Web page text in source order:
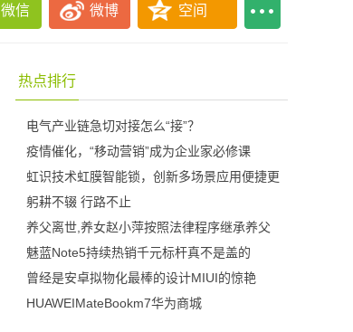
微信 微博 空间
热点排行
电气产业链急切对接怎么“接”？
疫情催化，“移动营销”成为企业家必修课
虹识技术虹膜智能锁，创新多场景应用便捷更
躬耕不辍 行路不止
养父离世,养女赵小萍按照法律程序继承养父
魅蓝Note5持续热销千元标杆真不是盖的
曾经是安卓拟物化最棒的设计MIUI的惊艳
HUAWEIMateBookm7华为商城